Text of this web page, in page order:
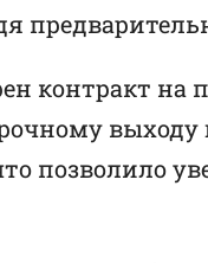
контракт
позволило